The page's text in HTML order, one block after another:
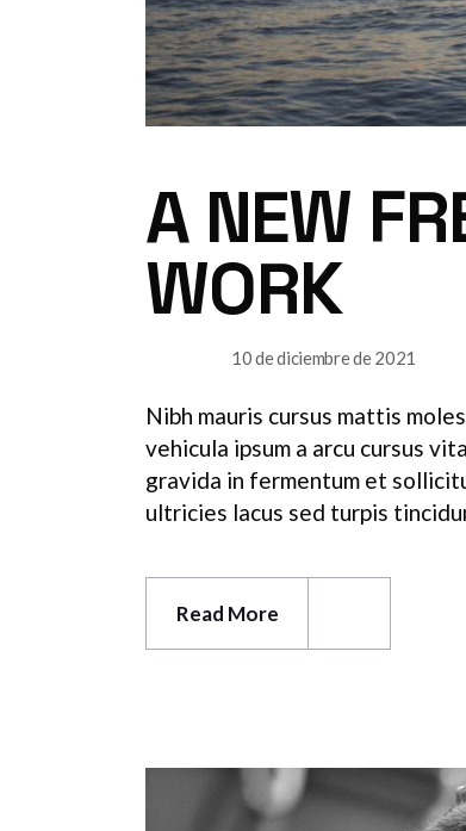
A NEW
WORK
10 de diciembre de 2021
Nibh mauris cursus mattis
vehicula ipsum a arcu cursus
gravida in fermentum et
ultricies lacus sed turpis
Read More